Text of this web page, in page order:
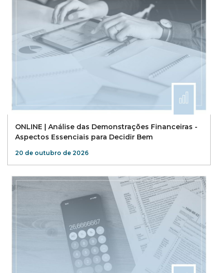
ONLINE | Análise das Demonstrações Financeiras -
Aspectos Essenciais para Decidir Bem
20 de outubro de 2026